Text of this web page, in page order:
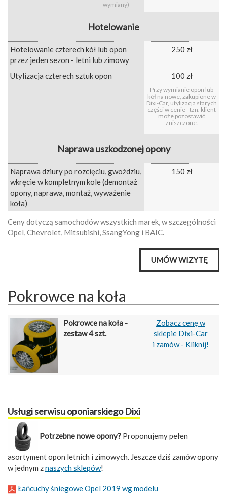
wymiany)
Hotelowanie
Hotelowanie czterech kół lub opon
przez jeden sezon - letni lub zimowy
250 zł
Utylizacja czterech sztuk opon 100 zł
Przy wymianie opon lub
kół na nowe, zakupione w
Dixi-Car, utylizacja starych
części w cenie - tzn. klient
może pozostawić
zniszczone.
Naprawa uszkodzonej opony
Naprawa dziury po rozcięciu, gwoździu,
wkręcie w kompletnym kole (demontaż
opony, naprawa, montaż, wyważenie
koła)
150 zł
Ceny dotyczą samochodów wszystkich marek, w szczególności
Opel, Chevrolet, Mitsubishi, SsangYong i BAIC.
UMÓW WIZYTĘ
Pokrowce na koła
Pokrowce na koła -
zestaw 4 szt.
Zobacz cenę w
sklepie Dixi-Car
i zamów - Kliknij!
Usługi serwisu oponiarskiego Dixi
Potrzebne nowe opony? Proponujemy pełen
asortyment opon letnich i zimowych. Jeszcze dziś zamów opony
w jednym znaszych sklepów!
Łańcuchy śniegowe Opel 2019 wg modelu